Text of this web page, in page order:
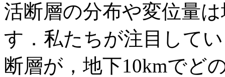
活断層の分布や変位量
す．私たちが注目して
断層が，地下10kmでど